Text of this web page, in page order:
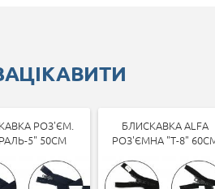
РОЗ'ЄМ.
5" 50СМ
БЛИСКАВКА ALFA
РОЗ'ЄМНА "Т-8"